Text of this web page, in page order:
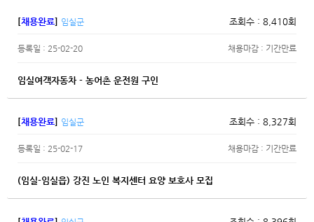
[채용완료] 임실군 조회수 : 8,410회
등록일 : 25-02-20 채용마감 : 기간만료
임실여객자동차 - 농어촌 운전원 구인
[채용완료] 임실군 조회수 : 8,327회
등록일 : 25-02-17 채용마감 : 기간만료
(임실-임실읍) 강진 노인 복지센터 요양 보호사 모집